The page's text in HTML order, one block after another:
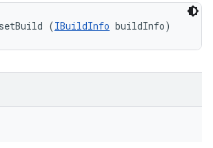
(IBuildInfo buildInfo)